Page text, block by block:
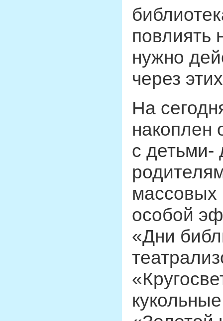
повлиять
нужно
через
На
накоплен
с детьми-
особой
«Дни